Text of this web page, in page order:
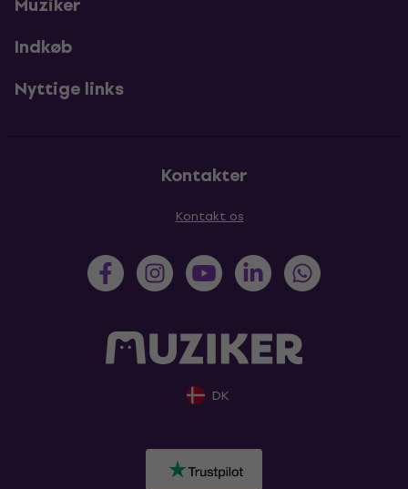
Indkøb
Nyttige links
Kontakter
Kontakt os
DK